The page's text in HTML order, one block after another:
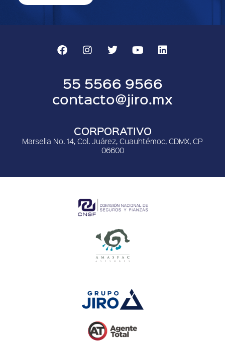
55 5566 9566
contacto@jiro.mx
CORPORATIVO
Marsella No. 14, Col. Juárez, Cuauhtémoc, CDMX, CP
06600